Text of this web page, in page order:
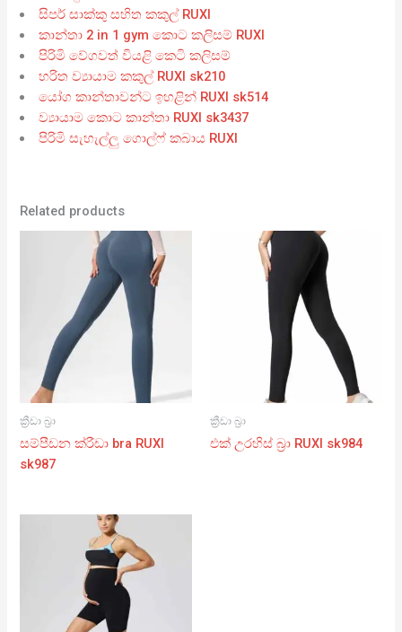
සිපර් සාක්කු සහිත කකුල් RUXI
කාන්තා 2 in 1 gym කොට කලිසම් RUXI
පිරිමි වේගවත් වියළි කෙටි කලිසම්
හරිත ව්‍යායාම කකුල් RUXI sk210
යෝග කාන්තාවන්ට ඉහළින් RUXI sk514
ව්‍යායාම කොට කාන්තා RUXI sk3437
පිරිමි සැහැල්ලු ගොල්ෆ් කබාය RUXI
Related products
ක්‍රීඩා බ්‍රා
සම්පීඩන ක්රීඩා bra RUXI
sk987
ක්‍රීඩා බ්‍රා
එක් උරහිස් බ්‍රා RUXI sk984